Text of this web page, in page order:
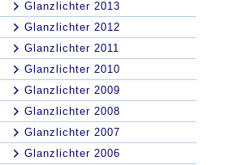
Glanzlichter 2013
Glanzlichter 2012
Glanzlichter 2011
Glanzlichter 2010
Glanzlichter 2009
Glanzlichter 2008
Glanzlichter 2007
Glanzlichter 2006